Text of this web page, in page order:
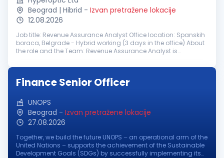
Beograd | Hibrid - Izvan pretražene lokacije
12.08.2026
Job title: Revenue Assurance Analyst Office location: Spanskih
boraca, Belgrade - Hybrid working (3 days in the office) About
the role and the Team: Revenue Assurance Analyst is
and mitigating...
Finance Senior Officer
UNOPS
Beograd - Izvan pretražene lokacije
27.08.2026
Together, we build the future UNOPS – an operational arm of the
United Nations – supports the achievement of the Sustainable
Development Goals (SDGs) by successfully implementing its